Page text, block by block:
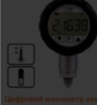
Цифровой манометр